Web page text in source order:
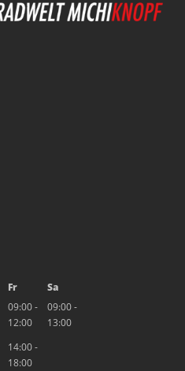
Fr
Sa
09:00 -
12:00
09:00 -
13:00
14:00 -
18:00